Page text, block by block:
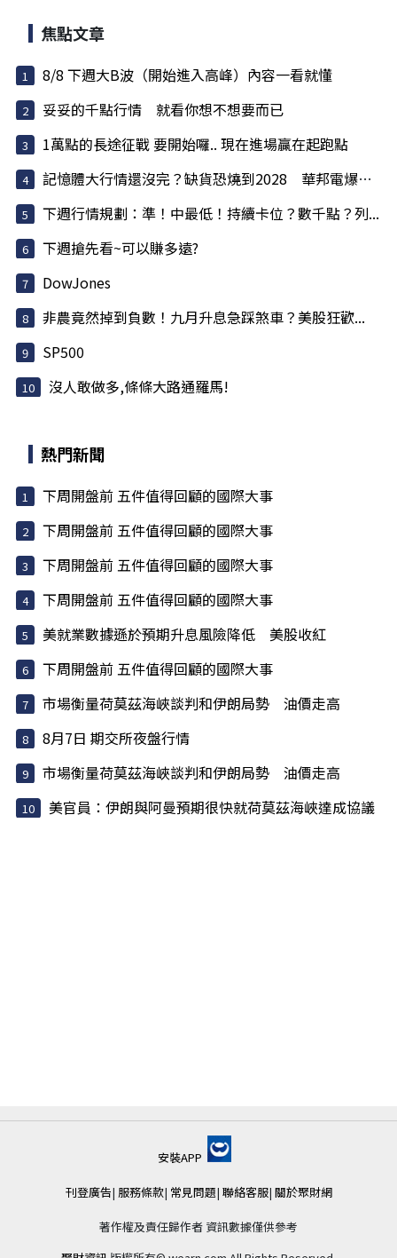
焦點文章
8/8 下週大B波（開始進入高峰）內容一看就懂
妥妥的千點行情 就看你想不想要而已
1萬點的長途征戰 要開始囉.. 現在進場贏在起跑點
記憶體大行情還沒完？缺貨恐燒到2028 華邦電爆量...
下週行情規劃：準！中最低！持續卡位？數千點？列...
下週搶先看~可以賺多遠?
DowJones
非農竟然掉到負數！九月升息急踩煞車？美股狂歡...
SP500
沒人敢做多,條條大路通羅馬!
熱門新聞
下周開盤前 五件值得回顧的國際大事
下周開盤前 五件值得回顧的國際大事
下周開盤前 五件值得回顧的國際大事
下周開盤前 五件值得回顧的國際大事
美就業數據遜於預期升息風險降低 美股收紅
下周開盤前 五件值得回顧的國際大事
市場衡量荷莫茲海峽談判和伊朗局勢 油價走高
8月7日 期交所夜盤行情
市場衡量荷莫茲海峽談判和伊朗局勢 油價走高
美官員：伊朗與阿曼預期很快就荷莫茲海峽達成協議
安裝APP
刊登廣告| 服務條款| 常見問題| 聯絡客服| 關於聚財網
著作權及責任歸作者 資訊數據僅供參考